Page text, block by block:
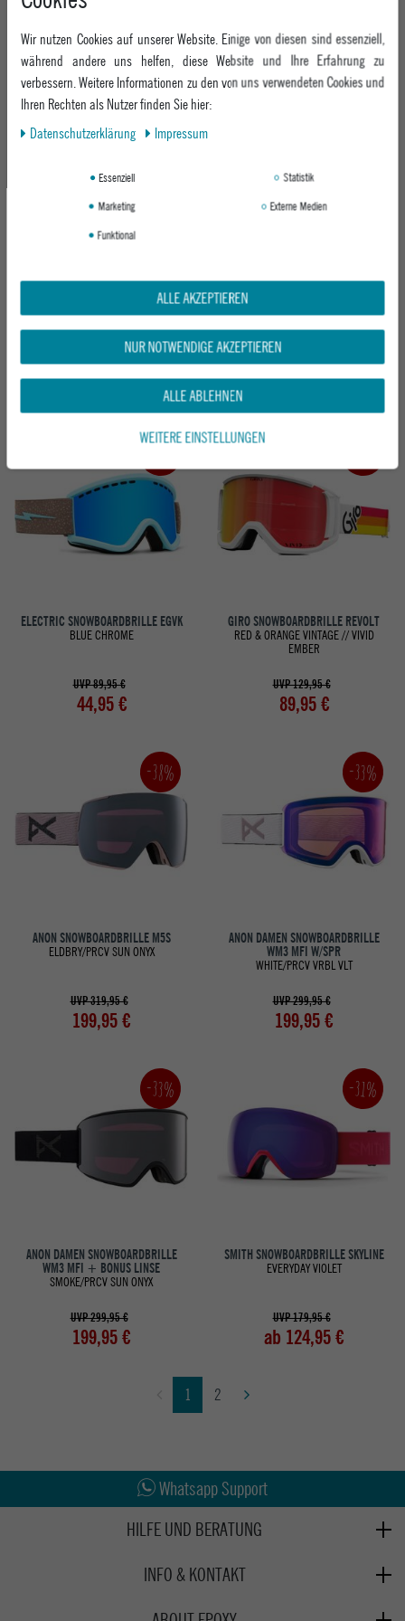
ab 69,95 €
UVP 89,95 €
ab 69,95 €
-22%
GIRO SNOWBOARDBRILLE SAGEN
PURPLE SYNDROME
UVP 89,95 €
ab 69,95 €
ELECTRIC SNOWBOARDBRILLE EGVK
PURPLE CHROME
UVP 89,95 €
44,95 €
ELECTRIC SNOWBOARDBRILLE EGVK
BLUE CHROME
UVP 89,95 €
44,95 €
GIRO SNOWBOARDBRILLE REVOLT
RED & ORANGE VINTAGE // VIVID
EMBER
UVP 129,95 €
89,95 €
-38%
ANON SNOWBOARDBRILLE M5S
ELDBRY/PRCV SUN ONYX
UVP 319,95 €
199,95 €
-33%
ANON DAMEN SNOWBOARDBRILLE
WM3 MFI W/SPR
WHITE/PRCV VRBL VLT
UVP 299,95 €
199,95 €
-33%
ANON DAMEN SNOWBOARDBRILLE
WM3 MFI + BONUS LINSE
SMOKE/PRCV SUN ONYX
UVP 299,95 €
199,95 €
-31%
SMITH SNOWBOARDBRILLE SKYLINE
EVERYDAY VIOLET
UVP 179,95 €
ab 124,95 €
1 2
Whatsapp Support
HILFE UND BERATUNG
Retoure
INFO & KONTAKT
Wir nutzen Cookies auf unserer Website. Einige von diesen sind essenziell,
während andere uns helfen, diese Website und Ihre Erfahrung zu
verbessern. Weitere Informationen zu den von uns verwendeten Cookies und
Ihren Rechten als Nutzer finden Sie hier:
Daten­schutz­erklärung
Impressum
Essenziell
Statistik
Marketing
Externe Medien
Funktional
ALLE AKZEPTIEREN
NUR NOTWENDIGE AKZEPTIEREN
ALLE ABLEHNEN
WEITERE EINSTELLUNGEN